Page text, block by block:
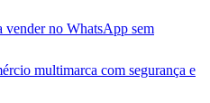
vender no WhatsApp sem
multimarca com segurança e